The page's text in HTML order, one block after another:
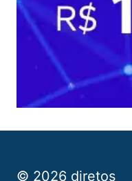
© 2026 diretos